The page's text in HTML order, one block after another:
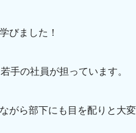
びました！
手の社員が担っています。
がら部下にも目を配りと大